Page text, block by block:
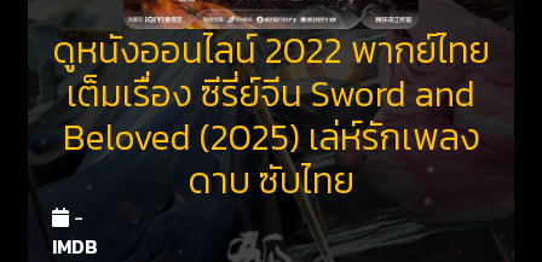
ดูหนังออนไลน์ 2022 พากย์ไทย
เต็มเรื่อง ซีรี่ย์จีน Sword and
Beloved (2025) เล่ห์รักเพลง
ดาบ ซับไทย
-
IMDB